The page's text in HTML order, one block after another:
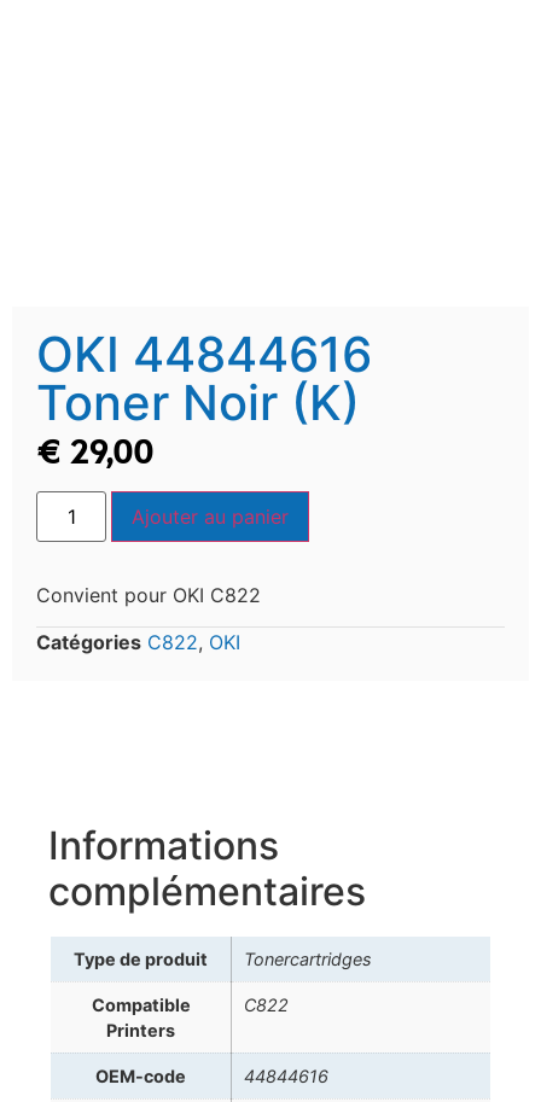
OKI 44844616
Toner Noir (K)
€ 29,00
Ajouter au panier
Convient pour OKI C822
Catégories C822, OKI
Informations
complémentaires
Type de produit Tonercartridges
Compatible
Printers
C822
OEM-code 44844616